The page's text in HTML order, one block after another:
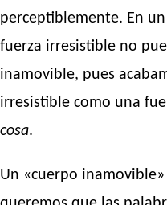
perceptiblemente. En
fuerza irresistible no
inamovible, pues
irresistible como una
cosa.
Un «cuerpo